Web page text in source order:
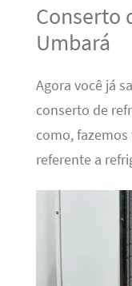
Conserto
Umbará
Agora você já
conserto de
como,
referente a